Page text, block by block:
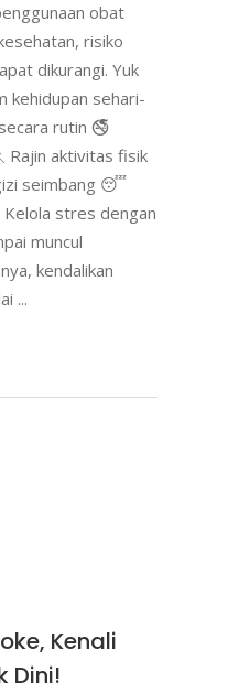
obat
risiko
dikurangi. Yuk
kehidupan sehari-
rutin 🚭
Rajin aktivitas fisik
seimbang 😴
stres dengan
muncul
kendalikan
Kenali
Dini!